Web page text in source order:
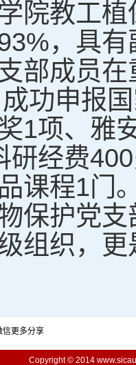
教工植
，具
成员在
功申报
1项、雅
研经费
课程1门
护党支
组织，
信更多分享
Copyright © 2014